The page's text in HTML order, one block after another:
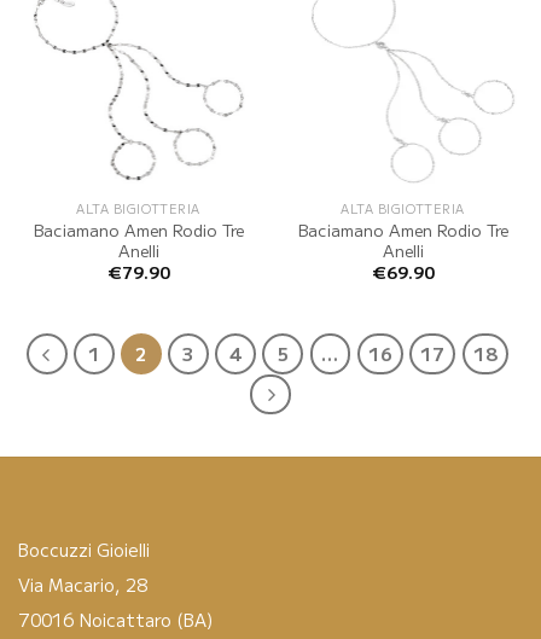
ALTA BIGIOTTERIA
Baciamano Amen Rodio Tre
Anelli
€79.90
ALTA BIGIOTTERIA
Baciamano Amen Rodio Tre
Anelli
€69.90
1 2 3 4 5 … 16 17 18
Boccuzzi Gioielli
Via Macario, 28
70016 Noicattaro (BA)